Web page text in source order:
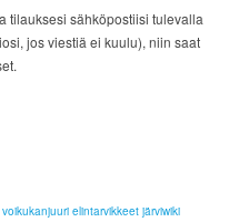
tilauksesi sähköpostiisi tulevalla
jos viestiä ei kuulu), niin saat
voikukanjuuri elintarvikkeet järviwiki